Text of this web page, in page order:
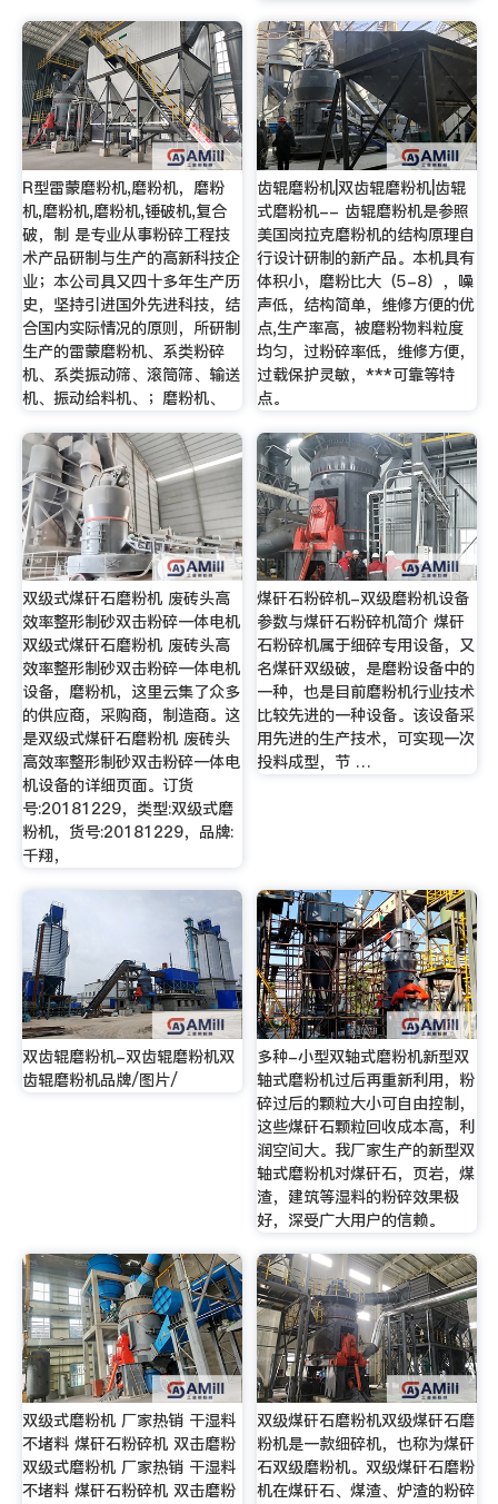
R型雷蒙磨粉机,磨粉机，磨粉
机,磨粉机,磨粉机,锤破机,复合
破，制 是专业从事粉碎工程技
术产品研制与生产的高新科技企
业；本公司具又四十多年生产历
史，坚持引进国外先进科技，结
合国内实际情况的原则，所研制
生产的雷蒙磨粉机、系类粉碎
机、系类振动筛、滚筒筛、输送
机、振动给料机、；磨粉机、
齿辊磨粉机|双齿辊磨粉机|齿辊
式磨粉机-- 齿辊磨粉机是参照
美国岗拉克磨粉机的结构原理自
行设计研制的新产品。本机具有
体积小，磨粉比大（5-8），噪
声低，结构简单，维修方便的优
点,生产率高，被磨粉物料粒度
均匀，过粉碎率低，维修方便，
过载保护灵敏，***可靠等特
点。
双级式煤矸石磨粉机 废砖头高
效率整形制砂双击粉碎一体电机
双级式煤矸石磨粉机 废砖头高
效率整形制砂双击粉碎一体电机
设备，磨粉机，这里云集了众多
的供应商，采购商，制造商。这
是双级式煤矸石磨粉机 废砖头
高效率整形制砂双击粉碎一体电
机设备的详细页面。订货
号:20181229，类型:双级式磨
粉机，货号:20181229，品牌:
千翔，
煤矸石粉碎机-双级磨粉机设备
参数与煤矸石粉碎机简介 煤矸
石粉碎机属于细碎专用设备，又
名煤矸双级破，是磨粉设备中的
一种，也是目前磨粉机行业技术
比较先进的一种设备。该设备采
用先进的生产技术，可实现一次
投料成型，节 …
双齿辊磨粉机-双齿辊磨粉机双
齿辊磨粉机品牌/图片/
多种-小型双轴式磨粉机新型双
轴式磨粉机过后再重新利用，粉
碎过后的颗粒大小可自由控制，
这些煤矸石颗粒回收成本高，利
润空间大。我厂家生产的新型双
轴式磨粉机对煤矸石，页岩，煤
渣，建筑等湿料的粉碎效果极
好，深受广大用户的信赖。
双级式磨粉机 厂家热销 干湿料
不堵料 煤矸石粉碎机 双击磨粉
双级式磨粉机 厂家热销 干湿料
不堵料 煤矸石粉碎机 双击磨粉
双级煤矸石磨粉机双级煤矸石磨
粉机是一款细碎机，也称为煤矸
石双级磨粉机。双级煤矸石磨粉
机在煤矸石、煤渣、炉渣的粉碎